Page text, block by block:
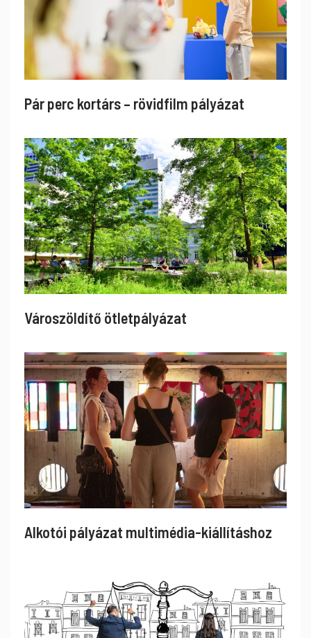
Pár perc kortárs – rövidfilm pályázat
Városzöldítő ötletpályázat
Alkotói pályázat multimédia-kiállításhoz